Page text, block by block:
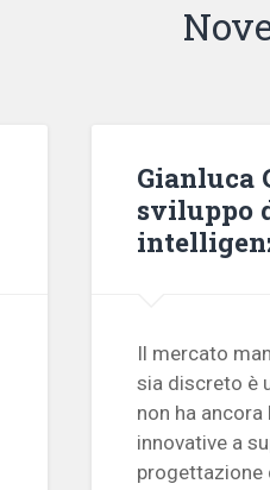
Gianluca
sviluppo
Il mercato
sia discreto è
non ha
innovative a
progettazione